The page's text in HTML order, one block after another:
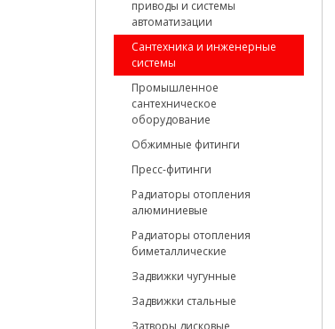
приводы и системы
автоматизации
Сантехника и инженерные
системы
Промышленное
сантехническое
оборудование
Обжимные фитинги
Пресс-фитинги
Радиаторы отопления
алюминиевые
Радиаторы отопления
биметаллические
Задвижки чугунные
Задвижки стальные
Затворы дисковые